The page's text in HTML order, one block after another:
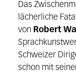
Das
lächerliche
von Robert
Schweizer
schon mit